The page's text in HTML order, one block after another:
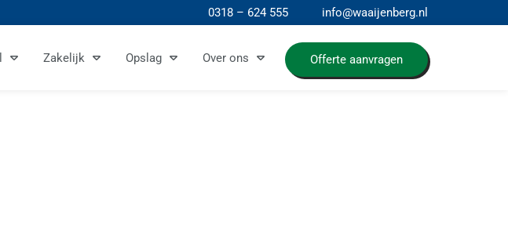
0318 – 624 555 info@waaijenberg.nl
Zakelijk Opslag Over ons Offerte aanvragen